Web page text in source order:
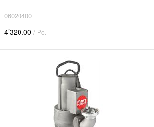
06020400
4’320.00 / Pc.